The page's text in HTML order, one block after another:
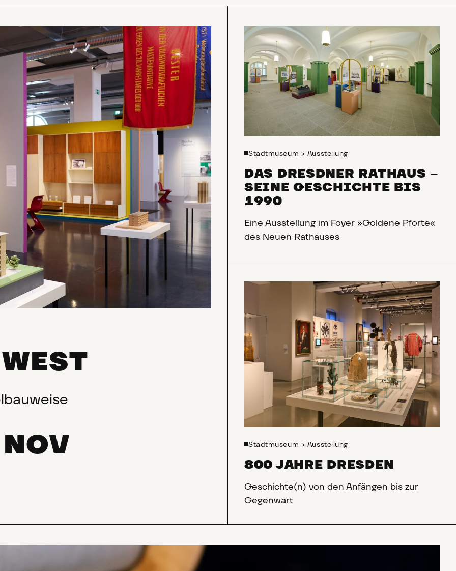
WEST
Stadtmuseum > Ausstellung
DAS DRESDNER RATHAUS –
SEINE GESCHICHTE BIS
1990
Eine Ausstellung im Foyer »Goldene Pforte«
des Neuen Rathauses
Stadtmuseum > Ausstellung
800 JAHRE DRESDEN
Geschichte(n) von den Anfängen bis zur
Gegenwart